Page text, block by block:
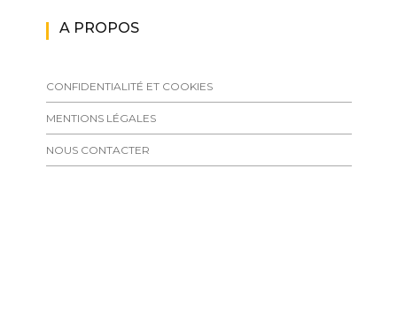
A PROPOS
CONFIDENTIALITÉ ET COOKIES
MENTIONS LÉGALES
NOUS CONTACTER